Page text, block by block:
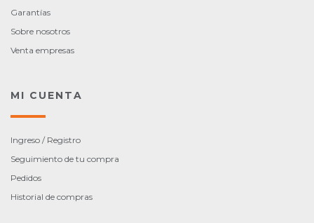
Garantías
Sobre nosotros
Venta empresas
MI CUENTA
Ingreso / Registro
Seguimiento de tu compra
Pedidos
Historial de compras